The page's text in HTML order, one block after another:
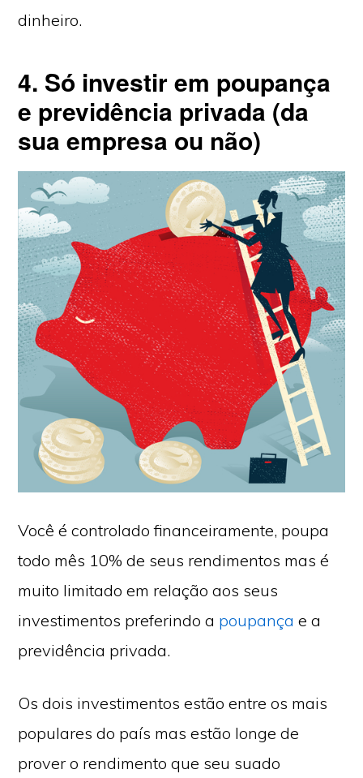
dinheiro.
4. Só investir em poupança
e previdência privada (da
sua empresa ou não)
Você é controlado financeiramente, poupa
todo mês 10% de seus rendimentos mas é
muito limitado em relação aos seus
investimentos preferindo a poupança e a
previdência privada.
Os dois investimentos estão entre os mais
populares do país mas estão longe de
prover o rendimento que seu suado